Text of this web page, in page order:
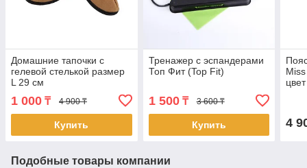
Домашние тапочки с
гелевой стелькой размер
L 29 см
1 000 ₸ 4 900 ₸
Купить
Тренажер с эспандерами
Топ Фит (Top Fit)
1 500₸ 3 600 ₸
Купить 4
Подобные товары компании